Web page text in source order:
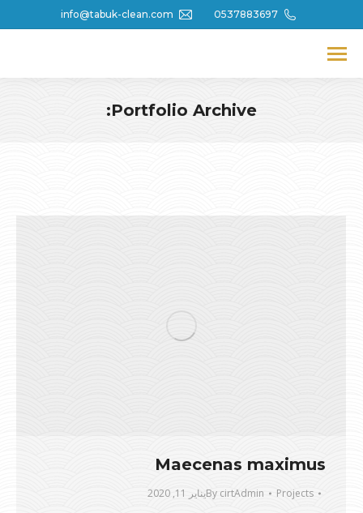
0537883697
info@tabuk-clean.com
Portfolio Archive:
Maecenas maximus
Projects
By cirtAdmin يناير 11, 2020